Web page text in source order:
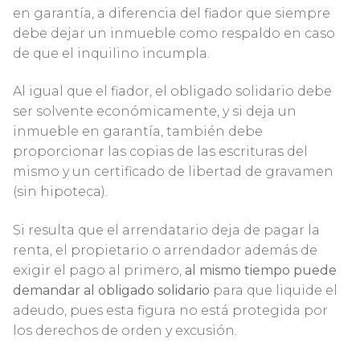
en garantía, a diferencia del fiador que siempre
debe dejar un inmueble como respaldo en caso
de que el inquilino incumpla.
Al igual que el fiador, el obligado solidario debe
ser solvente económicamente, y si deja un
inmueble en garantía, también debe
proporcionar las copias de las escrituras del
mismo y un certificado de libertad de gravamen
(sin hipoteca).
Si resulta que el arrendatario deja de pagar la
renta, el propietario o arrendador además de
exigir el pago al primero, al mismo tiempo puede
demandar al obligado solidario para que liquide el
adeudo, pues esta figura no está protegida por
los derechos de orden y excusión.